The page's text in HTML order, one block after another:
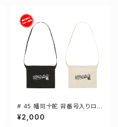
# 45 幡司十舵 背番号入りロゴ
キャンバスサコッシュ 選手還元
2カラー 001461
¥2,000